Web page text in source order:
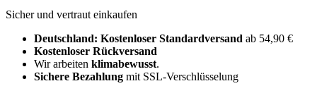
Sicher und vertraut einkaufen
Deutschland: Kostenloser Standardversand ab 54,90 €
Kostenloser Rückversand
Wir arbeiten klimabewusst.
Sichere Bezahlung mit SSL-Verschlüsselung